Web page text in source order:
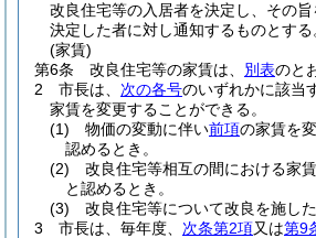
改良住宅等の入居者を決定し、その
決定した者に対し通知するものとする
(家賃)
第6条
改良住宅等の家賃は、 別表のと
2
市長は、 次の各号のいずれかに該当
家賃を変更することができる。
(1)
物価の変動に伴い前項の家賃を
認めるとき。
(2)
改良住宅等相互の間における家
と認めるとき。
(3)
改良住宅等について改良を施した
3
市長は、毎年度、 次条第2項又は第9